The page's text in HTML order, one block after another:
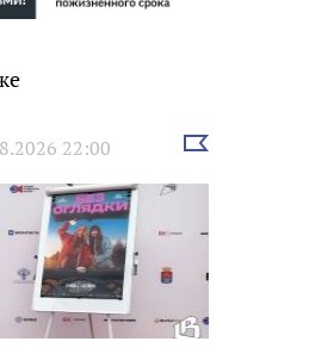
22:00
Выбрать